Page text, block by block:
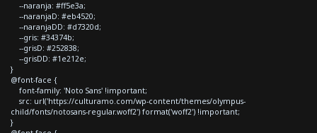
--naranja: #ff5e3a;
--naranjaD: #eb4520;
--naranjaDD: #d7320d;
--gris: #34374b;
--grisD: #252838;
--grisDD: #1e212e;
}
@font-face {
font-family: 'Noto Sans' !important;
src: url('https://culturamo.com/wp-content/themes/olympus-
child/fonts/notosans-regular.woff2') format('woff2') !important;
}